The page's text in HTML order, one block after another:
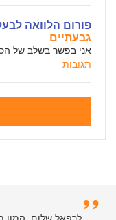
פורום הלוואה
גבעתיים
אני בפשר בשלב של הסדר.זקוק ל 5000
תגובות